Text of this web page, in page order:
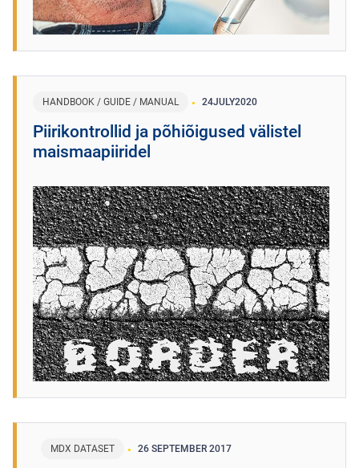
HANDBOOK / GUIDE / MANUAL 24JULY2020
Piirikontrollid ja põhiõigused välistel
maismaapiiridel
MDX DATASET 26 SEPTEMBER 2017